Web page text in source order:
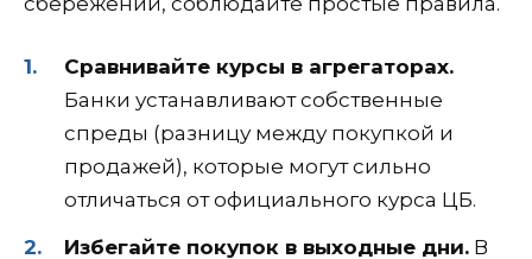
Сравнивайте курсы в агрегаторах.
Банки устанавливают собственные
спреды (разницу между покупкой и
продажей), которые могут сильно
отличаться от официального курса ЦБ.
Избегайте покупок в выходные дни. В